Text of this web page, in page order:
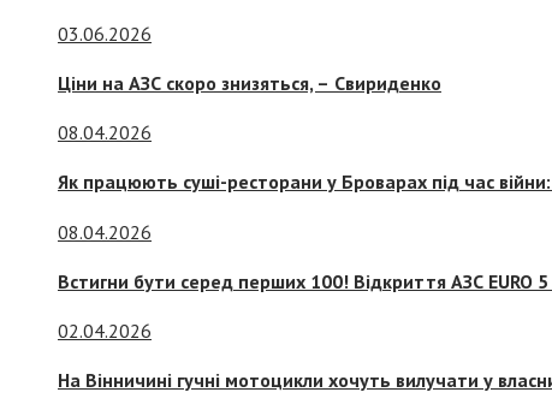
03.06.2026
Ціни на АЗС скоро знизяться, – Свириденко
08.04.2026
Як працюють суші-ресторани у Броварах під час
08.04.2026
Встигни бути серед перших 100! Відкриття АЗС EURO
02.04.2026
На Вінничині гучні мотоцикли хочуть вилучати у